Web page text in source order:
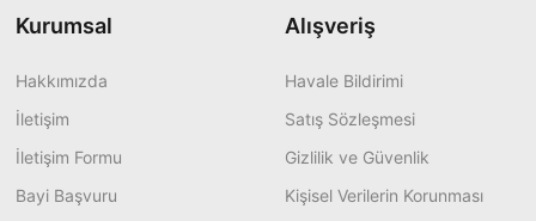
Kurumsal
Hakkımızda
İletişim
İletişim Formu
Bayi Başvuru
Alışveriş
Havale Bildirimi
Satış Sözleşmesi
Gizlilik ve Güvenlik
Kişisel Verilerin Korunması